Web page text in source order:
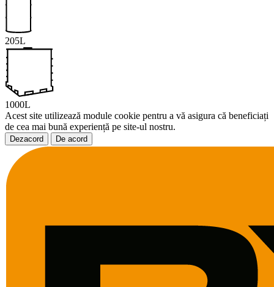
205L
1000L
Acest site utilizează module cookie pentru a vă asigura că beneficiați
de cea mai bună experiență pe site-ul nostru.
Dezacord De acord